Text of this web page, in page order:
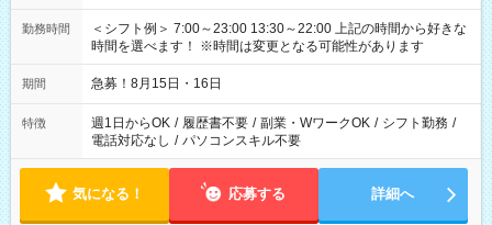
勤務時間
＜シフト例＞ 7:00～23:00 13:30～22:00 上記の時間から好きな
時間を選べます！ ※時間は変更となる可能性があります
期間 急募！8月15日・16日
特徴 週1日からOK / 履歴書不要 / 副業・WワークOK / シフト勤務 /
電話対応なし / パソコンスキル不要
気になる！ 応募する 詳細へ